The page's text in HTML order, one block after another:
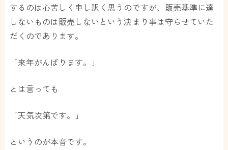
するのは心苦しく申し訳く思うのですが、販売基準に達
しないものは販売しないという決まり事は守らせていた
だくのであります。
「来年がんばります。」
とは言っても
「天気次第です。」
というのが本音です。